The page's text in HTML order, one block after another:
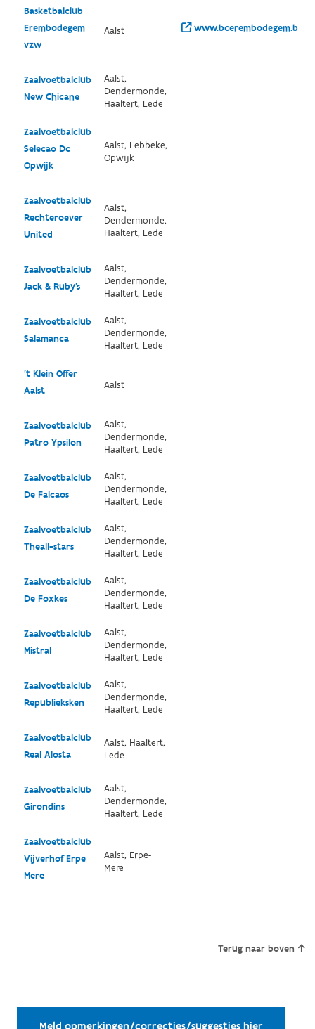
Basketbalclub
Erembodegem
vzw
Aalst www.bcerembodegem.be/
Zaalvoetbalclub
New Chicane
Aalst,
Dendermonde,
Haaltert, Lede
Zaalvoetbalclub
Selecao Dc
Opwijk
Aalst, Lebbeke,
Opwijk
Zaalvoetbalclub
Rechteroever
United
Aalst,
Dendermonde,
Haaltert, Lede
Zaalvoetbalclub
Jack & Ruby's
Aalst,
Dendermonde,
Haaltert, Lede
Zaalvoetbalclub
Salamanca
Aalst,
Dendermonde,
Haaltert, Lede
't Klein Offer
Aalst
Aalst
Zaalvoetbalclub
Patro Ypsilon
Aalst,
Dendermonde,
Haaltert, Lede
Zaalvoetbalclub
De Falcaos
Aalst,
Dendermonde,
Haaltert, Lede
Zaalvoetbalclub
Theall-stars
Aalst,
Dendermonde,
Haaltert, Lede
Zaalvoetbalclub
De Foxkes
Aalst,
Dendermonde,
Haaltert, Lede
Zaalvoetbalclub
Mistral
Aalst,
Dendermonde,
Haaltert, Lede
Zaalvoetbalclub
Republieksken
Aalst,
Dendermonde,
Haaltert, Lede
Zaalvoetbalclub
Real Alosta
Aalst, Haaltert,
Lede
Zaalvoetbalclub
Girondins
Aalst,
Dendermonde,
Haaltert, Lede
Zaalvoetbalclub
Vijverhof Erpe
Mere
Aalst, Erpe-
Mere
Terug naar boven
Meld opmerkingen/correcties/suggesties hier